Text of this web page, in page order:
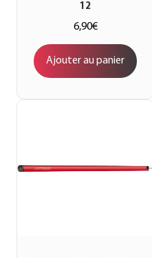
12
6,90€
Ajouter au panier